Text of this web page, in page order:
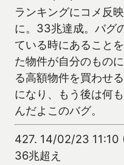
ランキングにコメ反
に。33兆達成。バグ
ている時にあること
た物件が自分のもの
る高額物件を買わせ
になり、もう後は何
んだよこのバグ。
427. 14/02/23 11:10
36兆超え